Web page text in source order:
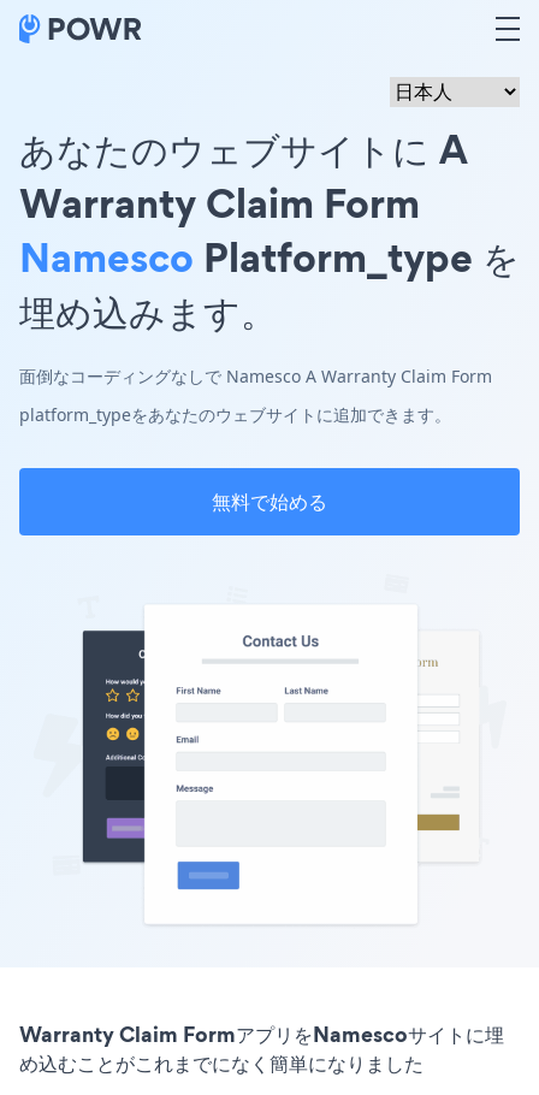
あなたのウェブサイトに A
Warranty Claim Form
Namesco Platform_type を
埋め込みます。
面倒なコーディングなしで Namesco A Warranty Claim Form
platform_typeをあなたのウェブサイトに追加できます。
無料で始める
Warranty Claim FormアプリをNamescoサイトに埋
め込むことがこれまでになく簡単になりました